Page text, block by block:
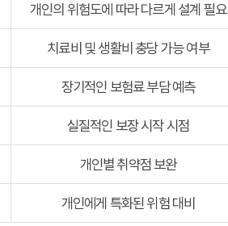
개인의 위험도에 따라 다르게 설계 필요
치료비 및 생활비 충당 가능 여부
장기적인 보험료 부담 예측
실질적인 보장 시작 시점
개인별 취약점 보완
개인에게 특화된 위험 대비